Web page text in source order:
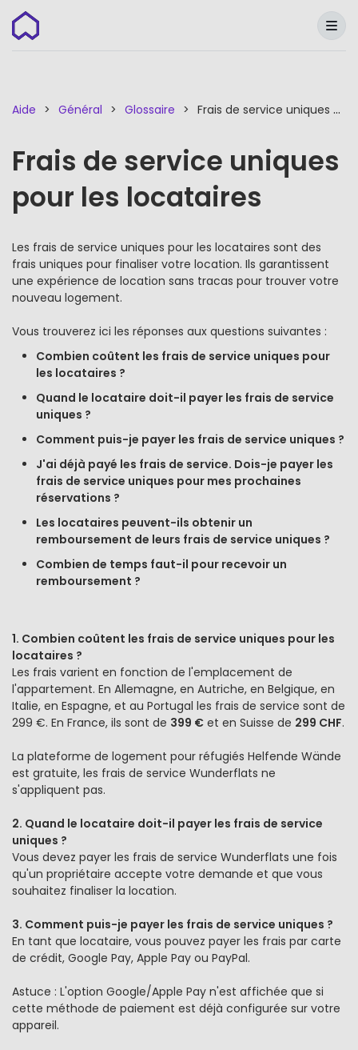
Wunderflats
Aide Général Glossaire Frais de service uniques pour les locataires
Frais de service uniques
pour les locataires
Les frais de service uniques pour les locataires sont des
frais uniques pour finaliser votre location. Ils garantissent
une expérience de location sans tracas pour trouver votre
nouveau logement.
Vous trouverez ici les réponses aux questions suivantes :
Combien coûtent les frais de service uniques pour
les locataires ?
Quand le locataire doit-il payer les frais de service
uniques ?
Comment puis-je payer les frais de service uniques ?
J'ai déjà payé les frais de service. Dois-je payer les
frais de service uniques pour mes prochaines
réservations ?
Les locataires peuvent-ils obtenir un
remboursement de leurs frais de service uniques ?
Combien de temps faut-il pour recevoir un
remboursement ?
1. Combien coûtent les frais de service uniques pour les
locataires ?
Les frais varient en fonction de l'emplacement de
l'appartement. En Allemagne, en Autriche, en Belgique, en
Italie, en Espagne, et au Portugal les frais de service sont de
299 €. En France, ils sont de 399 € et en Suisse de 299 CHF.
La plateforme de logement pour réfugiés Helfende Wände
est gratuite, les frais de service Wunderflats ne
s'appliquent pas.
2. Quand le locataire doit-il payer les frais de service
uniques ?
Vous devez payer les frais de service Wunderflats une fois
qu'un propriétaire accepte votre demande et que vous
souhaitez finaliser la location.
3. Comment puis-je payer les frais de service uniques ?
En tant que locataire, vous pouvez payer les frais par carte
de crédit, Google Pay, Apple Pay ou PayPal.
Astuce : L'option Google/Apple Pay n'est affichée que si
cette méthode de paiement est déjà configurée sur votre
appareil.